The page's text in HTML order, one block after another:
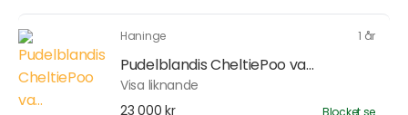
Haninge 1 år
Pudelblandis CheltiePoo va...
Visa liknande
23 000 kr
Blocket.se